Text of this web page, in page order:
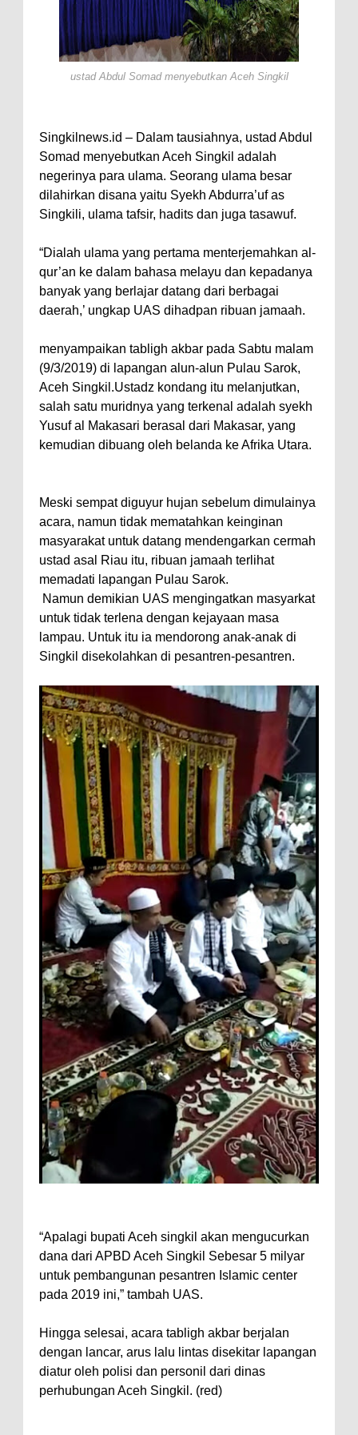
ustad Abdul Somad menyebutkan Aceh Singkil
Singkilnews.id – Dalam tausiahnya, ustad Abdul
Somad menyebutkan Aceh Singkil adalah
negerinya para ulama. Seorang ulama besar
dilahirkan disana yaitu Syekh Abdurra’uf as
Singkili, ulama tafsir, hadits dan juga tasawuf.
“Dialah ulama yang pertama menterjemahkan al-
qur’an ke dalam bahasa melayu dan kepadanya
banyak yang berlajar datang dari berbagai
daerah,’ ungkap UAS dihadpan ribuan jamaah.
menyampaikan tabligh akbar pada Sabtu malam
(9/3/2019) di lapangan alun-alun Pulau Sarok,
Aceh Singkil.Ustadz kondang itu melanjutkan,
salah satu muridnya yang terkenal adalah syekh
Yusuf al Makasari berasal dari Makasar, yang
kemudian dibuang oleh belanda ke Afrika Utara.
Meski sempat diguyur hujan sebelum dimulainya
acara, namun tidak mematahkan keinginan
masyarakat untuk datang mendengarkan cermah
ustad asal Riau itu, ribuan jamaah terlihat
memadati lapangan Pulau Sarok.
Namun demikian UAS mengingatkan masyarkat
untuk tidak terlena dengan kejayaan masa
lampau. Untuk itu ia mendorong anak-anak di
Singkil disekolahkan di pesantren-pesantren.
“Apalagi bupati Aceh singkil akan mengucurkan
dana dari APBD Aceh Singkil Sebesar 5 milyar
untuk pembangunan pesantren Islamic center
pada 2019 ini,” tambah UAS.
Hingga selesai, acara tabligh akbar berjalan
dengan lancar, arus lalu lintas disekitar lapangan
diatur oleh polisi dan personil dari dinas
perhubungan Aceh Singkil. (red)